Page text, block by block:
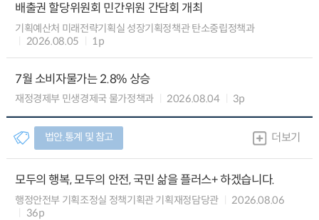
배출권 할당위원회 민간위원 간담회 개최
기획예산처 미래전략기획실 성장기획정책관 탄소중립정책과
2026.08.05
1p
7월 소비자물가는 2.8% 상승
재정경제부 민생경제국 물가정책과 2026.08.04 3p
법안.통계 및 참고 더보기
모두의 행복, 모두의 안전, 국민 삶을 플러스+ 하겠습니다.
행정안전부 기획조정실 정책기획관 기획재정담당관
2026.08.06
36p